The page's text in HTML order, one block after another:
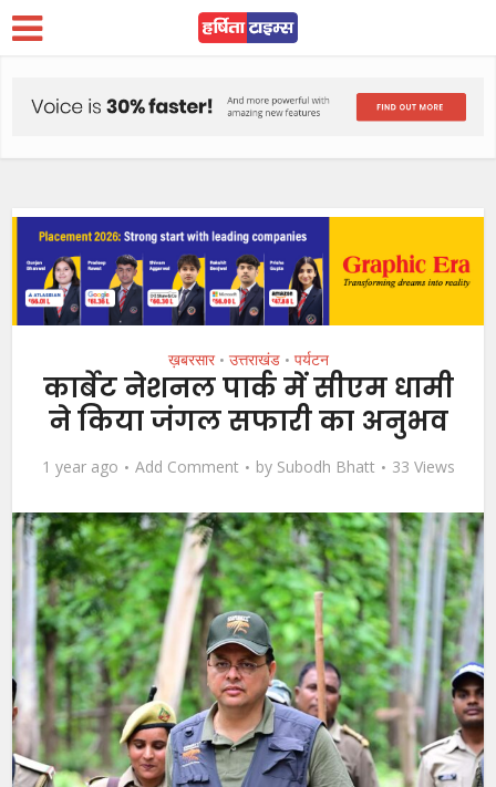
ख़बरसार • उत्तराखंड • पर्यटन
कार्बेट नेशनल पार्क में सीएम धामी
ने किया जंगल सफारी का अनुभव
1 year ago Add Comment by Subodh Bhatt 33 Views